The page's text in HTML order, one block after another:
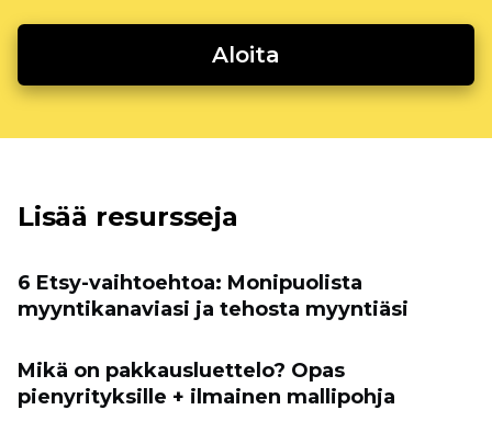
Aloita
Lisää resursseja
6 Etsy-vaihtoehtoa: Monipuolista
myyntikanaviasi ja tehosta myyntiäsi
Mikä on pakkausluettelo? Opas
pienyrityksille + ilmainen mallipohja